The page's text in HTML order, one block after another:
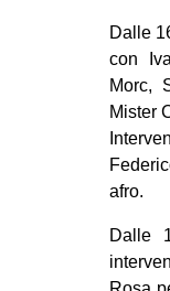
Dalle
con
Morc,
Mister
afro.
Dalle